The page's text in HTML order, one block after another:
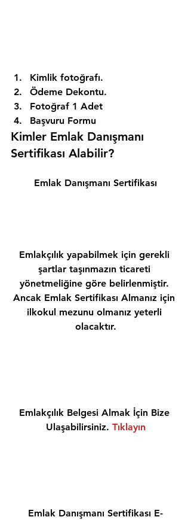
Kimlik fotoğrafı.
Ödeme Dekontu.
Fotoğraf 1 Adet
Başvuru Formu
Kimler Emlak Danışmanı
Sertifikası Alabilir?
Emlak Danışmanı Sertifikası
Emlakçılık yapabilmek için gerekli
şartlar taşınmazın ticareti
yönetmeliğine göre belirlenmiştir.
Ancak Emlak Sertifikası Almanız için
ilkokul mezunu olmanız yeterli
olacaktır.
Emlakçılık Belgesi Almak İçin Bize
Ulaşabilirsiniz. Tıklayın
Emlak Danışmanı Sertifikası E-